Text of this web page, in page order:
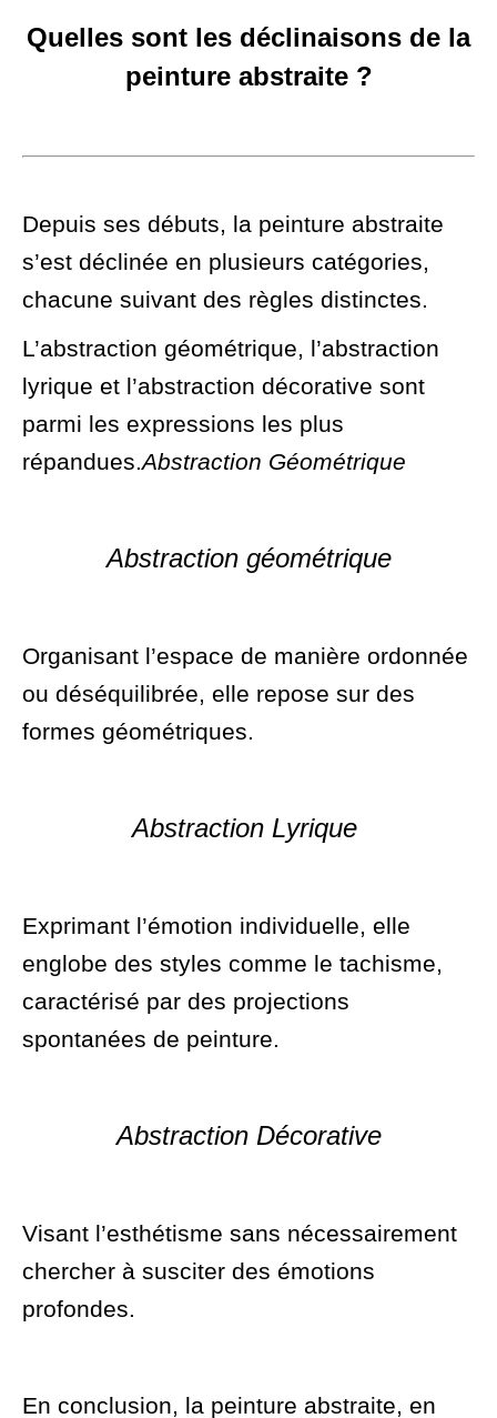
Quelles sont les déclinaisons de la
peinture abstraite ?
Depuis ses débuts, la peinture abstraite
s’est déclinée en plusieurs catégories,
chacune suivant des règles distinctes.
L’abstraction géométrique, l’abstraction
lyrique et l’abstraction décorative sont
parmi les expressions les plus
répandues. Abstraction Géométrique
Abstraction géométrique
Organisant l’espace de manière ordonnée
ou déséquilibrée, elle repose sur des
formes géométriques.
Abstraction Lyrique
Exprimant l’émotion individuelle, elle
englobe des styles comme le tachisme,
caractérisé par des projections
spontanées de peinture.
Abstraction Décorative
Visant l’esthétisme sans nécessairement
chercher à susciter des émotions
profondes.
En conclusion, la peinture abstraite, en